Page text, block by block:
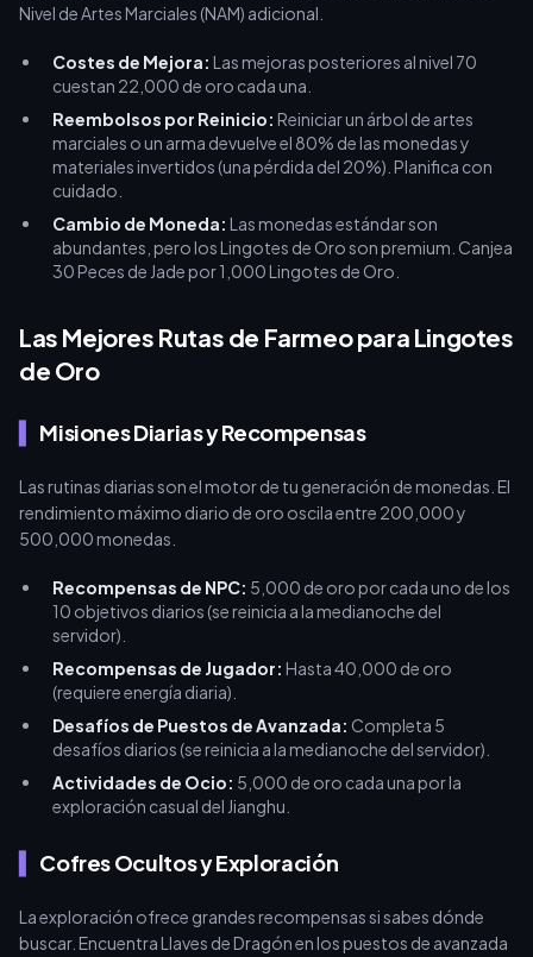
Nivel de Artes Marciales (NAM) adicional.
Costes de Mejora: Las mejoras posteriores al nivel 70
cuestan 22,000 de oro cada una.
Reembolsos por Reinicio: Reiniciar un árbol de artes
marciales o un arma devuelve el 80% de las monedas y
materiales invertidos (una pérdida del 20%). Planifica con
cuidado.
Cambio de Moneda: Las monedas estándar son
abundantes, pero los Lingotes de Oro son premium. Canjea
30 Peces de Jade por 1,000 Lingotes de Oro.
Las Mejores Rutas de Farmeo para Lingotes
de Oro
Misiones Diarias y Recompensas
Las rutinas diarias son el motor de tu generación de monedas. El
rendimiento máximo diario de oro oscila entre 200,000 y
500,000 monedas.
Recompensas de NPC: 5,000 de oro por cada uno de los
10 objetivos diarios (se reinicia a la medianoche del
servidor).
Recompensas de Jugador: Hasta 40,000 de oro
(requiere energía diaria).
Desafíos de Puestos de Avanzada: Completa 5
desafíos diarios (se reinicia a la medianoche del servidor).
Actividades de Ocio: 5,000 de oro cada una por la
exploración casual del Jianghu.
Cofres Ocultos y Exploración
La exploración ofrece grandes recompensas si sabes dónde
buscar. Encuentra Llaves de Dragón en los puestos de avanzada